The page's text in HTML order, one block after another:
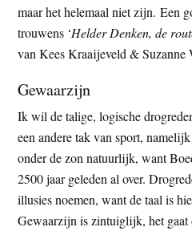
maar het helemaal niet zijn. Een
trouwens ‘Helder Denken, de
van Kees Kraaijeveld & Suzanne
Gewaarzijn
Ik wil de talige, logische
een andere tak van sport,
onder de zon natuurlijk, want
2500 jaar geleden al over.
illusies noemen, want de taal is
Gewaarzijn is zintuiglijk, het gaat